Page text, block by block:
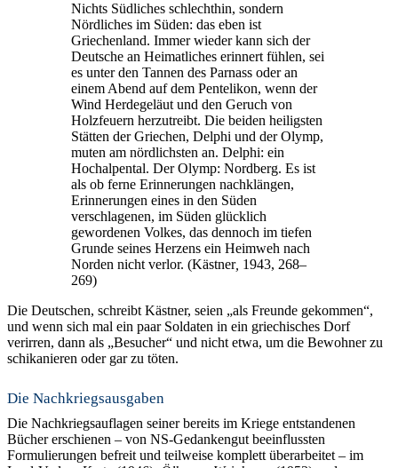
Nichts Südliches schlechthin, sondern
Nördliches im Süden: das eben ist
Griechenland. Immer wieder kann sich der
Deutsche an Heimatliches erinnert fühlen, sei
es unter den Tannen des Parnass oder an
einem Abend auf dem Pentelikon, wenn der
Wind Herdegeläut und den Geruch von
Holzfeuern herzutreibt. Die beiden heiligsten
Stätten der Griechen, Delphi und der Olymp,
muten am nördlichsten an. Delphi: ein
Hochalpental. Der Olymp: Nordberg. Es ist
als ob ferne Erinnerungen nachklängen,
Erinnerungen eines in den Süden
verschlagenen, im Süden glücklich
gewordenen Volkes, das dennoch im tiefen
Grunde seines Herzens ein Heimweh nach
Norden nicht verlor. (Kästner, 1943, 268–
269)
Die Deutschen, schreibt Kästner, seien „als Freunde gekommen“,
und wenn sich mal ein paar Soldaten in ein griechisches Dorf
verirren, dann als „Besucher“ und nicht etwa, um die Bewohner zu
schikanieren oder gar zu töten.
Die Nachkriegsausgaben
Die Nachkriegsauflagen seiner bereits im Kriege entstandenen
Bücher erschienen – von NS-Gedankengut beeinflussten
Formulierungen befreit und teilweise komplett überarbeitet – im